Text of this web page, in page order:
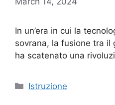
In un’era in cui la
sovrana, la fusione tra il
ha scatenato una
Categories
Istruzione